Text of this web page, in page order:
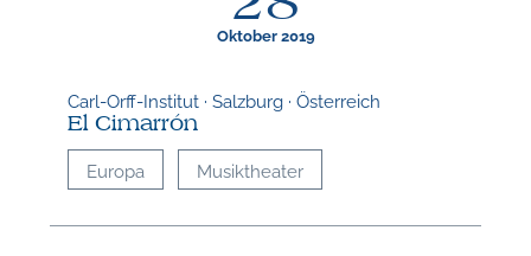
Oktober 2019
Carl-Orff-Institut · Salzburg · Österreich
El Cimarrón
Europa Musiktheater